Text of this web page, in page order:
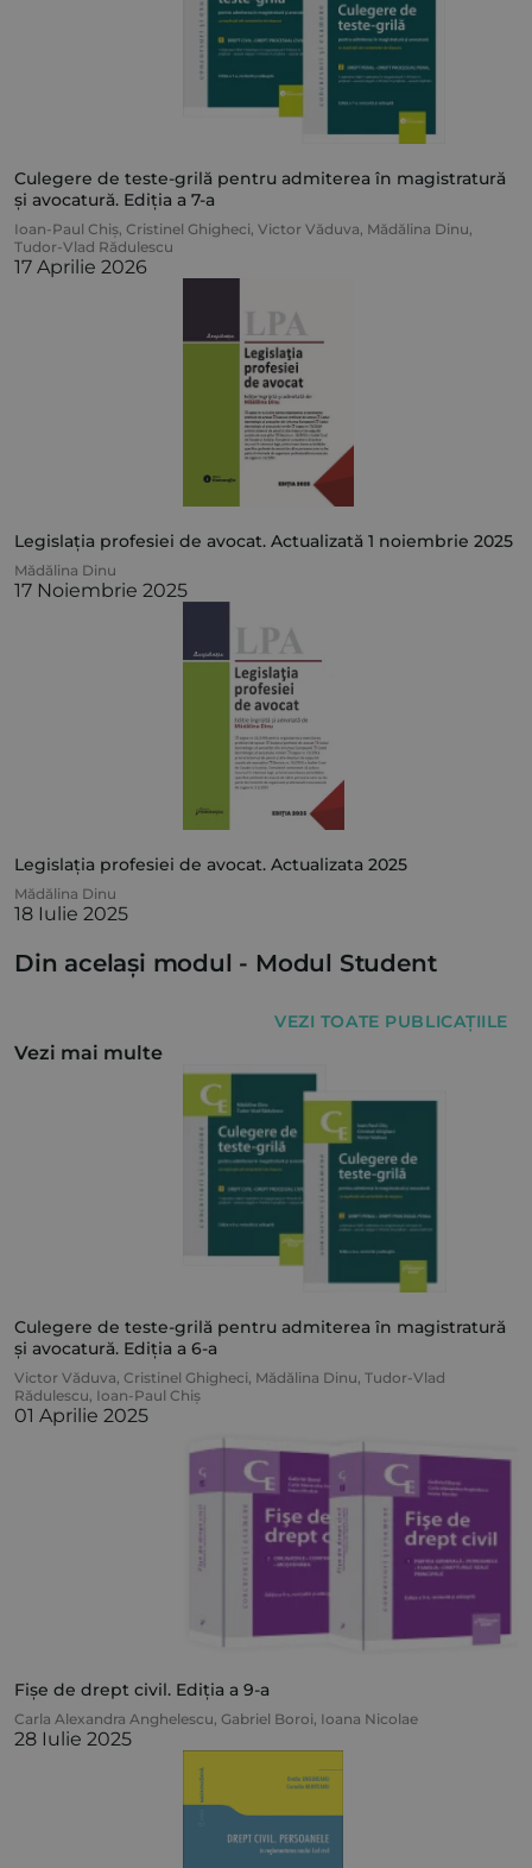
Culegere de teste-grilă pentru admiterea în magistratură
și avocatură. Ediția a 7-a
Ioan-Paul Chiș, Cristinel Ghigheci, Victor Văduva, Mădălina Dinu,
Tudor-Vlad Rădulescu
17 Aprilie 2026
Legislația profesiei de avocat. Actualizată 1 noiembrie 2025
Mădălina Dinu
17 Noiembrie 2025
Legislația profesiei de avocat. Actualizata 2025
Mădălina Dinu
18 Iulie 2025
Din același modul - Modul Student
VEZI TOATE PUBLICAȚIILE
Vezi mai multe
Culegere de teste-grilă pentru admiterea în magistratură
și avocatură. Ediția a 6-a
Victor Văduva, Cristinel Ghigheci, Mădălina Dinu, Tudor-Vlad
Rădulescu, Ioan-Paul Chiș
01 Aprilie 2025
Fișe de drept civil. Ediția a 9-a
Carla Alexandra Anghelescu, Gabriel Boroi, Ioana Nicolae
28 Iulie 2025